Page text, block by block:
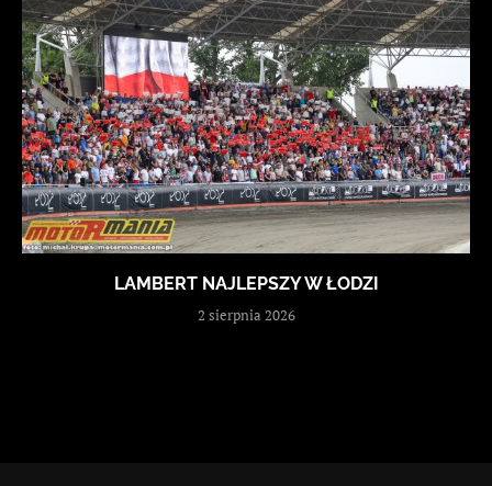
LAMBERT NAJLEPSZY W ŁODZI
2 sierpnia 2026